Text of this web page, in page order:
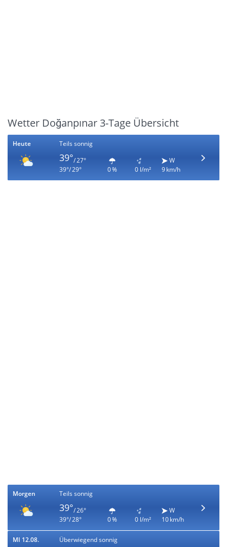
Wetter Doğanpınar 3-Tage Übersicht
Heute Teils sonnig
39°/ 27°
39°/ 29°
0 % 0 l/m²
W
9 km/h
Morgen Teils sonnig
39°/ 26°
39°/ 28°
0 % 0 l/m²
W
10 km/h
MI 12.08. Überwiegend sonnig